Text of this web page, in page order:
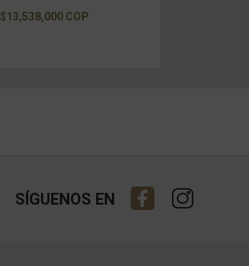
$13,538,000 COP
SÍGUENOS EN